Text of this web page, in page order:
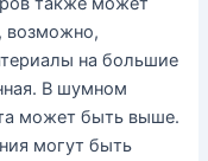
возможно,
на большие
В шумном
может быть выше.
могут быть